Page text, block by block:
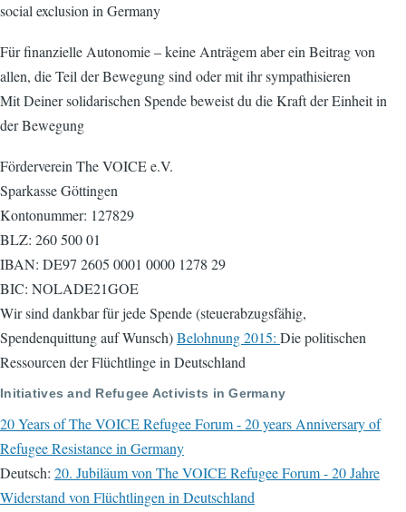
social exclusion in Germany
Für finanzielle Autonomie – keine Anträgem aber ein Beitrag von
allen, die Teil der Bewegung sind oder mit ihr sympathisieren
Mit Deiner solidarischen Spende beweist du die Kraft der Einheit in
der Bewegung
Förderverein The VOICE e.V.
Sparkasse Göttingen
Kontonummer: 127829
BLZ: 260 500 01
IBAN: DE97 2605 0001 0000 1278 29
BIC: NOLADE21GOE
Wir sind dankbar für jede Spende (steuerabzugsfähig,
Spendenquittung auf Wunsch)Belohnung 2015: Die politischen
Ressourcen der Flüchtlinge in Deutschland
Initiatives and Refugee Activists in Germany
20 Years of The VOICE Refugee Forum - 20 years Anniversary of
Refugee Resistance in Germany
Deutsch: 20. Jubiläum von The VOICE Refugee Forum - 20 Jahre
Widerstand von Flüchtlingen in Deutschland